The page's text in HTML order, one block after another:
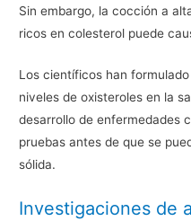
Sin embargo, la cocción a
ricos en colesterol puede
Los científicos han
niveles de oxisteroles en la
desarrollo de enfermedades
pruebas antes de que se
sólida.
Investigaciones de